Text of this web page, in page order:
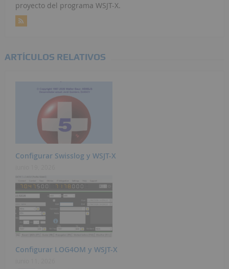
proyecto del programa WSJT-X.
ARTÍCULOS RELATIVOS
Configurar Swisslog y WSJT-X
Configurar LOG4OM y WSJT-X